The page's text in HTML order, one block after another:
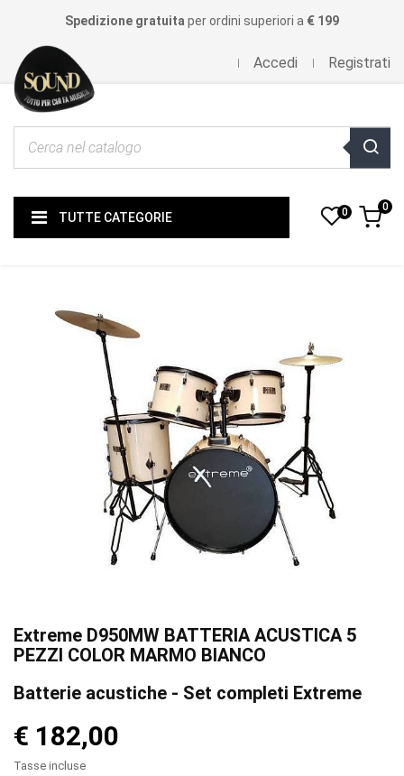
Spedizione gratuita per ordini superiori a € 199
Accedi Registrati
TUTTE CATEGORIE 0 0
Extreme D950MW BATTERIA ACUSTICA 5
PEZZI COLOR MARMO BIANCO
Batterie acustiche - Set completi Extreme
€ 182,00
Tasse incluse